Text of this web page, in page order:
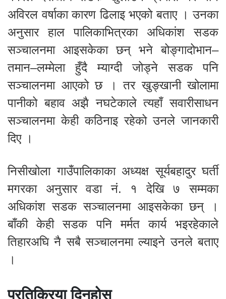
अविरल वर्षाका कारण ढिलाइ भएको बताए । उनका
अनुसार हाल पालिकाभित्रका अधिकांश सडक
सञ्चालनमा आइसकेका छन् भने बोङ्गादोभान–
तमान–लम्मेला हुँदै म्याग्दी जोड्ने सडक पनि
सञ्चालनमा आएको छ । तर खुङ्खानी खोलामा
पानीको बहाव अझै नघटेकाले त्यहाँ सवारीसाधन
सञ्चालनमा केही कठिनाइ रहेको उनले जानकारी
दिए ।
निसीखोला गाउँपालिकाका अध्यक्ष सूर्यबहादुर घर्ती
मगरका अनुसार वडा नं. १ देखि ७ सम्मका
अधिकांश सडक सञ्चालनमा आइसकेका छन् ।
बाँकी केही सडक पनि मर्मत कार्य भइरहेकाले
तिहारअघि नै सबै सञ्चालनमा ल्याइने उनले बताए
।
प्रतिक्रिया दिनुहोस्